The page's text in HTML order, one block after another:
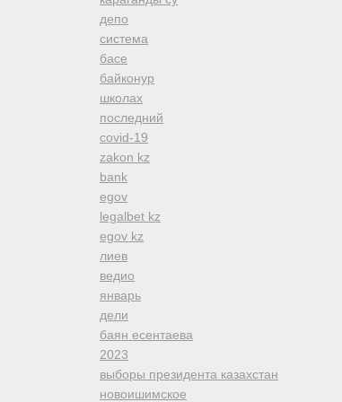
депо
система
басе
байконур
школах
последний
covid-19
zakon kz
bank
egov
legalbet kz
egov kz
лиев
ведио
январь
дели
баян есентаева
2023
выборы президента казахстан
новоишимское